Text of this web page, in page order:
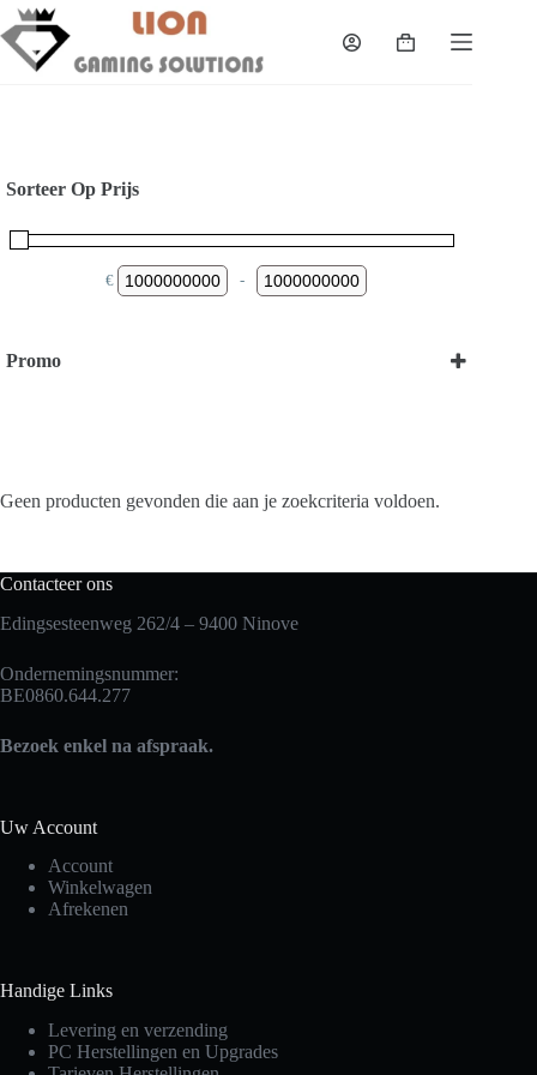
Skip
to
content
Shopping
Geen producten gevonden die aan je zoekcriteria voldoen.
Sorteer Op Prijs
€ Minimum Price
-Maximum Price
Promo
Contacteer ons
Edingsesteenweg 262/4 – 9400 Ninove
Ondernemingsnummer:
BE0860.644.277
Bezoek enkel na afspraak.
Uw Account
Account
Winkelwagen
Afrekenen
Handige Links
Levering en verzending
PC Herstellingen en Upgrades